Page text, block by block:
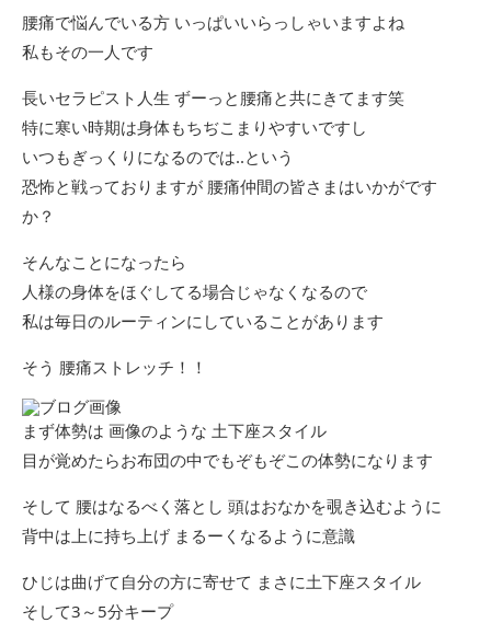
腰痛で悩んでいる方 いっぱいいらっしゃいますよね
私もその一人です
長いセラピスト人生 ずーっと腰痛と共にきてます笑
特に寒い時期は身体もちぢこまりやすいですし
いつもぎっくりになるのでは‥という
恐怖と戦っておりますが 腰痛仲間の皆さまはいかがです
か？
そんなことになったら
人様の身体をほぐしてる場合じゃなくなるので
私は毎日のルーティンにしていることがあります
そう 腰痛ストレッチ！！
まず体勢は 画像のような 土下座スタイル
目が覚めたらお布団の中でもぞもぞこの体勢になります
そして 腰はなるべく落とし 頭はおなかを覗き込むように
背中は上に持ち上げ まるーくなるように意識
ひじは曲げて自分の方に寄せて まさに土下座スタイル
そして3～5分キープ